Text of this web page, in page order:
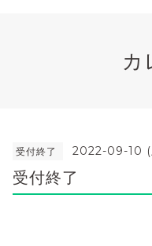
カ
受付終了 2022-09-10
受付終了